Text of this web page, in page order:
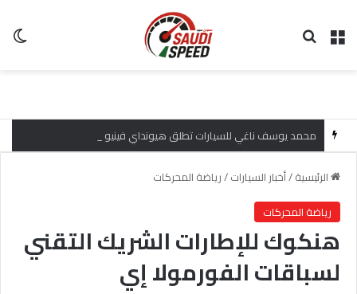
القائمة
الرئيسية/أخبار السيارات/رياضة المحركات
رياضة المحركات
هنكوك للإطارات الشريك التقني
لسباقات الفورمولا إي